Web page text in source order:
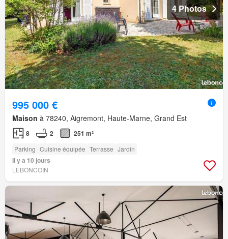
4 Photos
995 000 €
Maison à 78240, Aigremont, Haute-Marne, Grand Est
8 2 251 m²
Parking Cuisine équipée Terrasse Jardin
Il y a 10 jours
LEBONCOIN